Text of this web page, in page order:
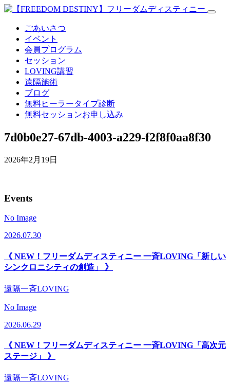
ごあいさつ
イベント
会員プログラム
セッション
LOVING講習
遠隔施術
ブログ
無料ヒーラータイプ診断
無料セッションお申し込み
7d0b0e27-67db-4003-a229-f2f8f0aa8f30
2026年2月19日
Events
No Image
2026.07.30
《 NEW！フリーダムディスティニー 一斉LOVING「新しい
シンクロニシティの創造」 》
遠隔一斉LOVING
No Image
2026.06.29
《 NEW！フリーダムディスティニー 一斉LOVING「高次元
ステージ」 》
遠隔一斉LOVING